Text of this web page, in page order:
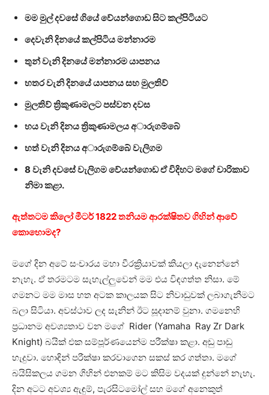
මම මුල් දවසේ ගියේ වේයන්ගොඩ සිට කල්පිටියට
දෙවැනි දිනයේ කල්පිටිය මන්නාරම
තුන් වැනි දිනයේ මන්නාරම යාපනය
හතර වැනි දිනයේ යාපනය සහ මුලතිව්
මුලතිව් ත්‍රිකුණාමලට පස්වන දවස
හය වැනි දිනය ත්‍රිකුණාමලය අාරුගම්බේ
හත් වැනි දිනය අාරුගම්බේ වැලිගම
8 වැනි දවසේ වැලිගම වේයන්ගොඩ ඒ විදිහට මගේ චාරිකාව
නිමා කළා.
ඇත්තටම කිලෝ මීටර් 1822 තනියම ආරක්ෂිතව ගිහින් ආවේ
කොහොමද?
මගේ දින අටේ සංචාරය මහා වීරක්‍රියාවක් කියලා දැනෙන්නේ
නැහැ. ඒ තරමටම සැහැල්ලුවෙන් මම එය විඳගත්ත නිසා. මේ
ගමනට මම මාස හත අටක කාලයක සිට නිවාඩුවක් ලබාගැනීමට
බලා සිටියා. අවස්ථාව ලද සැනින් ඊට සූදානම් වුනා. ගමනෙහි
ප්‍රධානම අවශ්‍යතාව වන මගේ Rider (Yamaha Ray Zr Dark
Knight) බයික් එක සම්පූර්ණයෙන්ම පරීක්ෂා කළා. අඩු පාඩු
හැදුවා. හොඳින් පරීක්ෂා කරවාගෙන සකස් කර ගත්තා. මගේ
බයිසිකලය ගමන ගිහින් එනකම් මට කිසිම වදයක් දුන්නේ නැහැ.
දින අටට අවශ්‍ය ඇඳුම්, පැරසිටමෝල් සහ මගේ අනෙකුත්